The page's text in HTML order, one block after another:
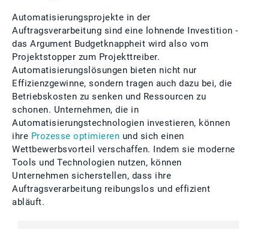
Automatisierungsprojekte in der
Auftragsverarbeitung sind eine lohnende Investition -
das Argument Budgetknappheit wird also vom
Projektstopper zum Projekttreiber.
Automatisierungslösungen bieten nicht nur
Effizienzgewinne, sondern tragen auch dazu bei, die
Betriebskosten zu senken und Ressourcen zu
schonen. Unternehmen, die in
Automatisierungstechnologien investieren, können
ihre Prozesse optimieren und sich einen
Wettbewerbsvorteil verschaffen. Indem sie moderne
Tools und Technologien nutzen, können
Unternehmen sicherstellen, dass ihre
Auftragsverarbeitung reibungslos und effizient
abläuft.